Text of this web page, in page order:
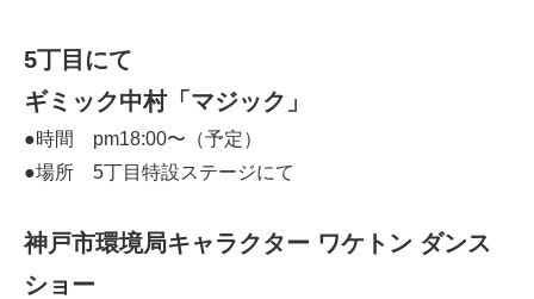
5丁目にて
ギミック中村「マジック」
●時間 pm18:00〜（予定）
●場所 5丁目特設ステージにて
神戸市環境局キャラクター ワケトン ダンス
ショー